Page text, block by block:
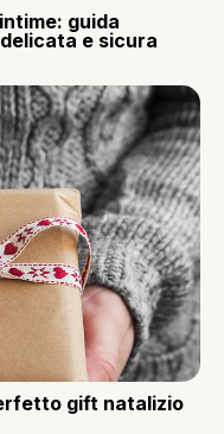
guida
e sicura
gift natalizio